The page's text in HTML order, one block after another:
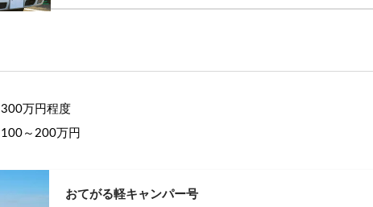
300万円程度
100～200万円
おてがる軽キャンパー号